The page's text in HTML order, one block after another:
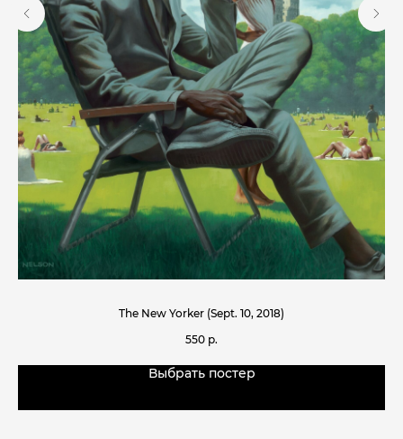
The New Yorker (Sept. 10, 2018)
550 р.
Выбрать постер